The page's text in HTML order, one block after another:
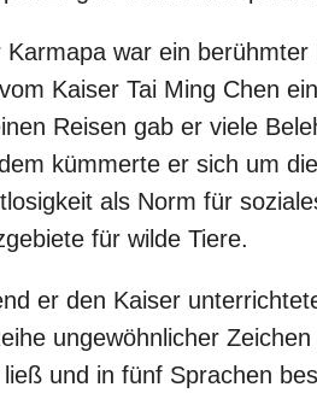
Karmapa war ein
Kaiser Tai Ming Chen
Reisen gab er viele
kümmerte er sich um
als Norm für
für wilde Tiere.
er den Kaiser
ungewöhnlicher
ließ und in fünf Sprachen